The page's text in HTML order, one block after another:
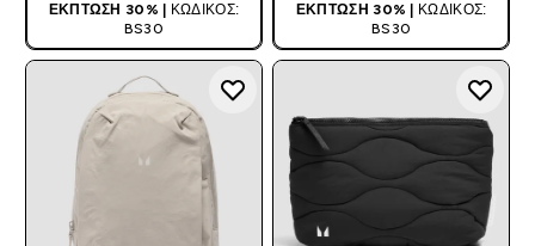
ΈΚΠΤΩΣΗ 30% |
ΚΩΔΙΚΌΣ:
BS30
ΈΚΠΤΩΣΗ 30% |
ΚΩΔΙΚΌΣ:
BS30